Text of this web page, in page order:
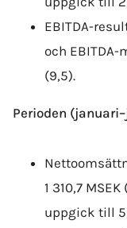
EBITDA-
och
(9,5).
Perioden
1 310,7
uppgick till